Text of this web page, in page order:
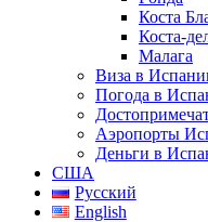
Коста
Коста-
Малага
Виза в
Погода в
Аэропорты
Деньги в
США
Русский
English